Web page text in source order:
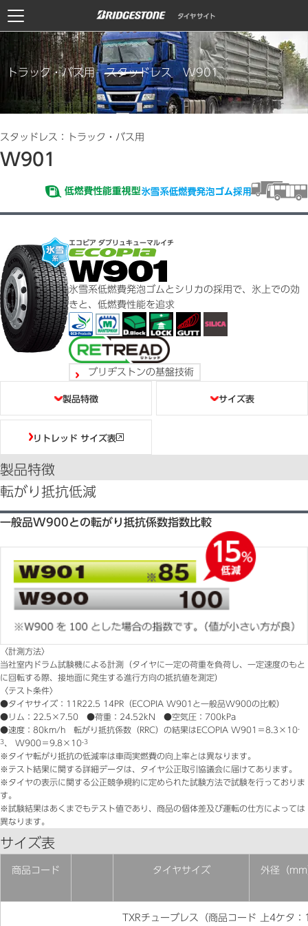
トラック・バス用 スタッドレス W901
スタッドレス：トラック・バス用
W901
エコピア ダブリュキューマルイチ
氷雪系低燃費発泡ゴムとシリカの採用で、氷上での効
きと、低燃費性能を追求
ブリヂストンの基盤技術
製品特徴 サイズ表
リトレッド サイズ表
製品特徴
転がり抵抗低減
一般品W900との転がり抵抗係数指数比較
〈計測方法〉
当社室内ドラム試験機による計測（タイヤに一定の荷重を負荷し、一定速度のもと
に回転する際、接地面に発生する進行方向の抵抗値を測定）
〈テスト条件〉
●タイヤサイズ：11R22.5 14PR（ECOPIA W901と一般品W900の比較）
●リム：22.5×7.50 ●荷重：24.52kN ●空気圧：700kPa
●速度：80km/h 転がり抵抗係数（RRC）の結果はECOPIA W901＝8.3×10-
3 、 W900＝9.8×10-3
※タイヤ転がり抵抗の低減率は車両実燃費の向上率とは異なります。
※テスト結果に関する詳細データは、タイヤ公正取引協議会に届けてあります。
※タイヤの表示に関する公正競争規約に定められた試験方法で試験を行っておりま
す。
※試験結果はあくまでもテスト値であり、商品の個体差及び運転の仕方によっては
異なります。
サイズ表
商品コード タイヤサイズ 外径（
TXRチューブレス（商品コード 上4ケタ